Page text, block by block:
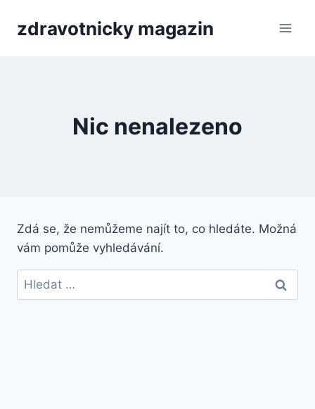
zdravotnicky magazin
Nic nenalezeno
Zdá se, že nemůžeme najít to, co hledáte. Možná
vám pomůže vyhledávání.
Vyhledávání